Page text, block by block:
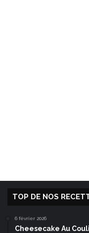
TOP DE NOS
6 février 2026
Cheesecake Au